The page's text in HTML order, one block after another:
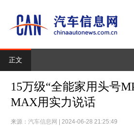
正文
15万级“全能家用头号
MAX用实力说话
来源：汽车信息网 | 2024-06-28 21:25:49